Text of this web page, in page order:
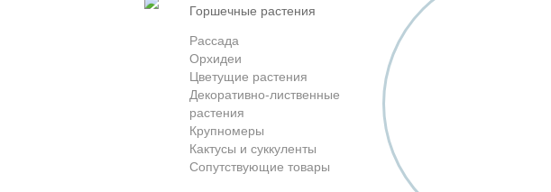
горшечные растения
Рассада
Орхидеи
Цветущие растения
Декоративно-лиственные
растения
Крупномеры
Кактусы и суккуленты
Сопутствующие товары